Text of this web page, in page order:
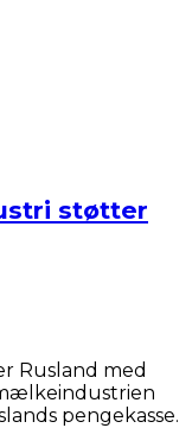
støtter
Rusland med
pengekasse.